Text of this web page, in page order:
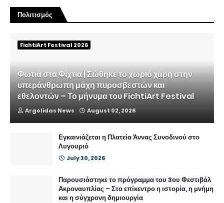
Πολιτισμός
FichtiArt Festival 2026
Φωτιά στα Φίχτια | Σώθηκε το χωριό χάρη στην
υπεράνθρωπη μάχη πυροσβεστών και
εθελοντών – Το μήνυμα του FichtiArt Festival
Argolidas News August 02, 2026
Εγκαινιάζεται η Πλατεία Άννας Συνοδινού στο
Λυγουριό
July 30, 2026
Παρουσιάστηκε το πρόγραμμα του 3ου Φεστιβάλ
Ακροναυπλίας – Στο επίκεντρο η ιστορία, η μνήμη
και η σύγχρονη δημιουργία